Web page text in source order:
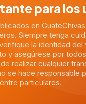
para los
en
Siempre tenga
la identidad del
y asegúrese por
realizar cualquier
se hace responsable
entre particulares.